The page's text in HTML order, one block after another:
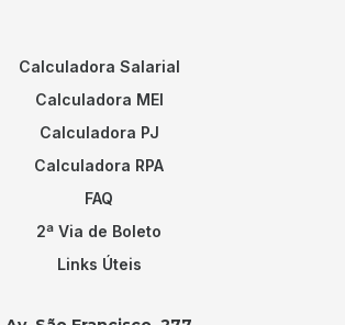
Calculadora Salarial
Calculadora MEI
Calculadora PJ
Calculadora RPA
FAQ
2ª Via de Boleto
Links Úteis